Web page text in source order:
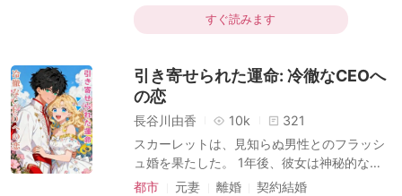
た）から帰ってきたという誤解により、彼女
を「汚れている」と嫌い、意図的に疎遠
じられ, 冷たく突き放され続けた. それでも健
気に「パパになってくれるチャンスをあげ
初恋相手の息子の誕生日パーティーを開いて
いた. 画面に映る幸せそうな3人の写真を見た
瞬間, 娘は静かに涙を流した. 「ママ, もうパ
パはいらない. 二人で, この家を出よう」 その
言葉を聞き, 私は全てを捨てて娘と海外へ飛
ぶことを決意した.
ラブリターン
ヒロイン目線
ベビー助攻
すぐ読みます
引き寄せられた運命: 冷徹なCEOへ
の恋
長谷川由香 10k
321
スカーレットは、見知らぬ男性とのフラッシ
ュ婚を果たした。 1年後、彼女は神秘的な夫
との離婚を申請し、独身女性として平穏な生
都市 元妻 離婚
契約結婚